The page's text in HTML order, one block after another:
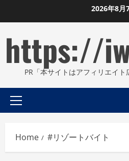
to
2026年8月
https://
PR「本サイトはアフィリエイト
Primary
Home #リゾートバイト